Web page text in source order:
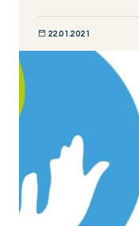
22.01.2021
JETZT ENTDECKEN